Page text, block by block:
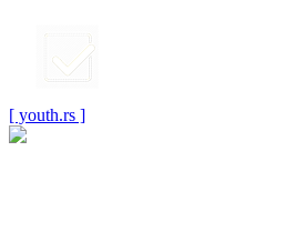
[ youth.rs ]